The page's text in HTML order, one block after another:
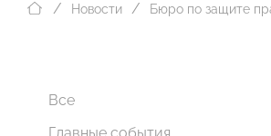
Новости
Все